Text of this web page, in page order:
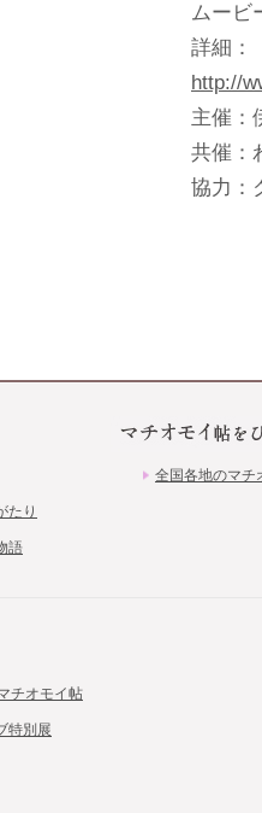
ムービ
詳細：
http://
主催：
共催：
協力：
たり
語
全国各地のマチ
チオモイ帖
特別展